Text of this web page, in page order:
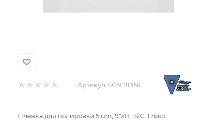
Артикул: SC5F913N1
Пленка для полировки 5 um, 9"х11", SiC, 1 лист